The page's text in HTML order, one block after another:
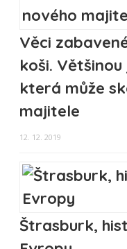
Věci
koši.
která může
majitele
12. 12. 2019
Štrasburk,